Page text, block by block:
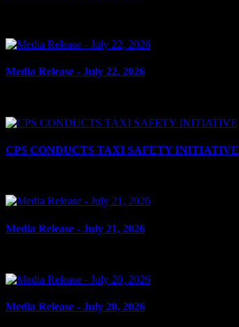
Media Release - July 22, 2026
CPS CONDUCTS TAXI SAFETY INITIATIVE
Media Release - July 21, 2026
Media Release - July 20, 2026